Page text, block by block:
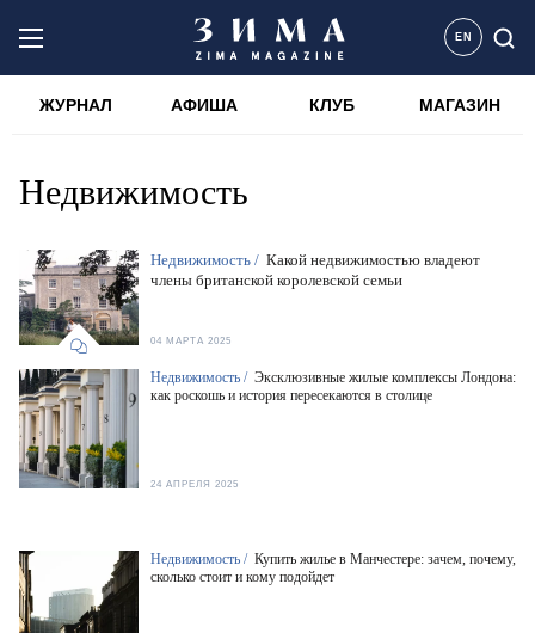
EN
ЖУРНАЛ АФИША КЛУБ МАГАЗИН
Недвижимость
Недвижимость / Эксклюзивные жилые комплексы Лондона:
как роскошь и история пересекаются в столице
24 АПРЕЛЯ 2025
Недвижимость / Какой недвижимостью владеют
члены британской королевской семьи
04 МАРТА 2025
Недвижимость / Купить жилье в Манчестере: зачем, почему,
сколько стоит и кому подойдет